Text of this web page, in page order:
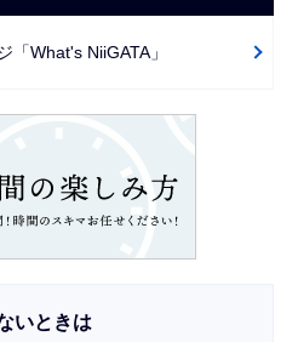
「What's NiiGATA」
いときは